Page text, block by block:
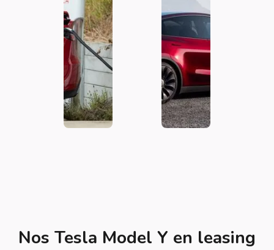
Nos Tesla Model Y en leasing